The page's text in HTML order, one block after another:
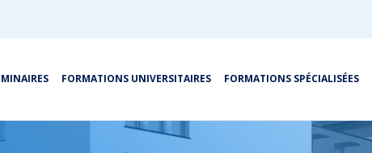
FORMATIONS UNIVERSITAIRES FORMATIONS SPÉCIALISÉES